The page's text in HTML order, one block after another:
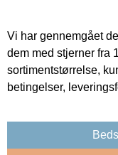
Vi har gennemgået
dem med stjerner fra
sortimentstørrelse,
betingelser,